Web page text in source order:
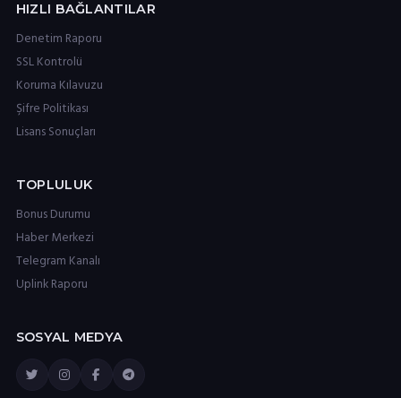
HIZLI BAĞLANTILAR
Denetim Raporu
SSL Kontrolü
Koruma Kılavuzu
Şifre Politikası
Lisans Sonuçları
TOPLULUK
Bonus Durumu
Haber Merkezi
Telegram Kanalı
Uplink Raporu
SOSYAL MEDYA